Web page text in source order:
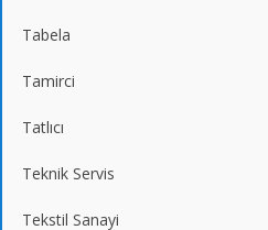
Tabela
Tamirci
Tatlıcı
Teknik Servis
Tekstil Sanayi